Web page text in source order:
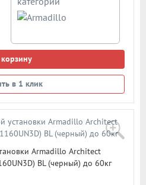
в 1 клик
Armadillo Architect
BL (черный) до 60кг